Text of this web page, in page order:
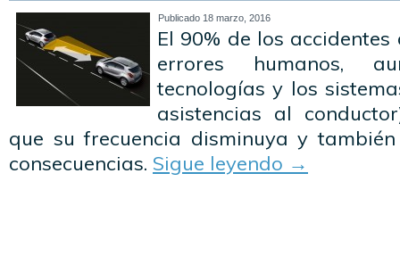
Publicado 18 marzo, 2016
El 90% de los
errores humanos,
tecnologías y los
asistencias al
que su frecuencia disminuya y
consecuencias. Sigue leyendo →